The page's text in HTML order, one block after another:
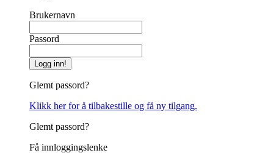
Brukernavn
Passord
Logg inn!
Glemt passord?
Klikk her for å tilbakestille og få ny tilgang.
Glemt passord?
Få innloggingslenke